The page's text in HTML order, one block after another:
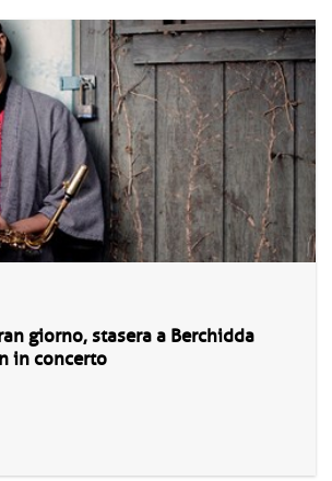
giorno, stasera a Berchidda
in concerto